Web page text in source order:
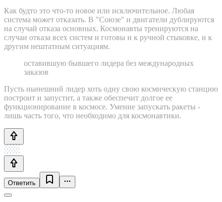
Как будто это что-то новое или исключительное. Любая
система может отказать. В "Союзе" и двигатели дублируются
на случай отказа основных. Космонавты тренируются на
случаи отказа всех систем и готовы и к ручной стыковке, и к
другим нештатным ситуациям.
оставившую бывшего лидера без международных
заказов
Пусть нынешний лидер хоть одну свою космическую станцию
построит и запустит, а также обеспечит долгое ее
функционирование в космосе. Умение запускать ракеты -
лишь часть того, что необходимо для космонавтики.
Ответить